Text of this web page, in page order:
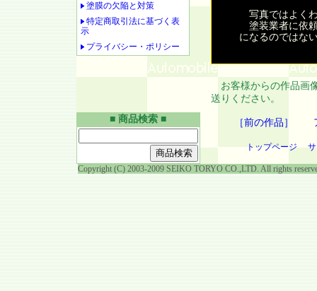
塗膜の欠陥と対策
特定商取引法に基づく表
示
プライバシー・ポリシー
写真ではよく
塗装業者に依
になるのではな
お客様からの作品画
送りください。
［前の作品］
トップページ
■ 商品検索 ■
Copyright (C) 2003-2009 SEIKO TORYO CO.,LTD. All rights